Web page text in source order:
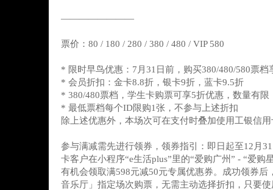
————————
票价：80 / 180 / 280 / 380 / 480 / VIP 580
* 限时早鸟优惠：7月31日前，购买380/480/580票档
* 会员折扣：金卡8.8折，银卡9折，蓝卡9.5折
* 380/480票档，学生卡购票可享5折优惠，数量有限
* 最低票档每个ID限购1张，不参与上述折扣
除上述优惠外，本场次可在支付时叠加使用工银信
参与满减需先进行领券，领券指引：即日起至12月
卡客户在小程序“e生活plus”里的“爱购广州” - “爱购
有机会领取满598元减50元专属优惠券。成功领券后
音乐厅」指定场次购票，无需主动选择折扣，只要